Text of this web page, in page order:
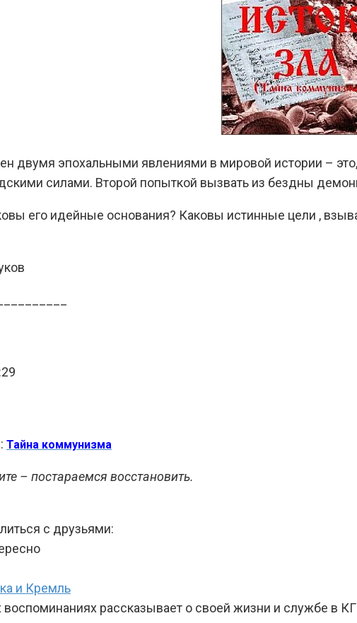
двумя эпохальными явлениями в мировой истории –
силами. Второй попыткой вызвать из бездны
его идейные основания? Каковы истинные цели ,
Тайна коммунизма
– постараемся восстановить.
с друзьями:
и Кремль
рассказывает о своей жизни и службе в